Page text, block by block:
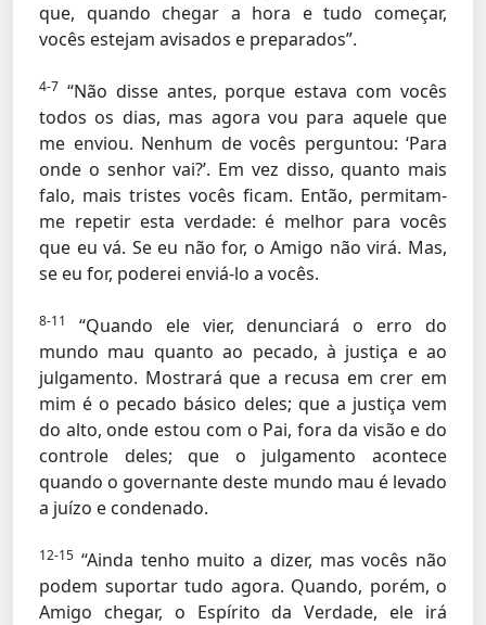
que, quando chegar a hora e tudo começar,
vocês estejam avisados e preparados”.
4-7 “Não disse antes, porque estava com vocês
todos os dias, mas agora vou para aquele que
me enviou. Nenhum de vocês perguntou: ‘Para
onde o senhor vai?’. Em vez disso, quanto mais
falo, mais tristes vocês ficam. Então, permitam-
me repetir esta verdade: é melhor para vocês
que eu vá. Se eu não for, o Amigo não virá. Mas,
se eu for, poderei enviá-lo a vocês.
8-11
“Quando ele vier, denunciará o erro do
mundo mau quanto ao pecado, à justiça e ao
julgamento. Mostrará que a recusa em crer em
mim é o pecado básico deles; que a justiça vem
do alto, onde estou com o Pai, fora da visão e do
controle deles; que o julgamento acontece
quando o governante deste mundo mau é levado
a juízo e condenado.
12-15 “Ainda tenho muito a dizer, mas vocês não
podem suportar tudo agora. Quando, porém, o
Amigo chegar, o Espírito da Verdade, ele irá